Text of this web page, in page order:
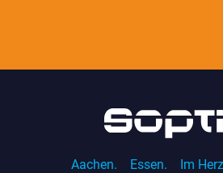
Aachen. Essen. Im